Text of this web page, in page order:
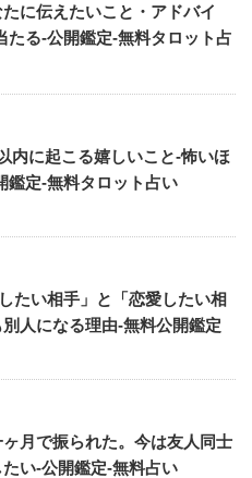
に伝えたいこと・アドバイ
たる-公開鑑定-無料タロット占
内に起こる嬉しいこと-怖いほ
鑑定-無料タロット占い
たい相手」と「恋愛したい相
人になる理由-無料公開鑑定
月で振られた。今は友人同士
い-公開鑑定-無料占い